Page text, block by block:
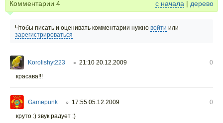
Комментарии 4 с начала | дерево
Чтобы писать и оценивать комментарии нужно войти или
зарегистрироваться
Korolishyt223 ○ 21:10 20.12.2009
0
красава!!!
Gamepunk ○ 17:55 05.12.2009
0
круто :) звук радует :)